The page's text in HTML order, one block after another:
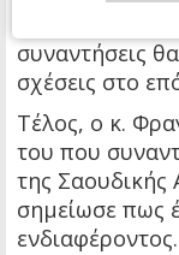
συναντήσεις
σχέσεις στο
Τέλος, ο κ.
του που
της Σαουδικής
σημείωσε πως
ενδιαφέροντος.